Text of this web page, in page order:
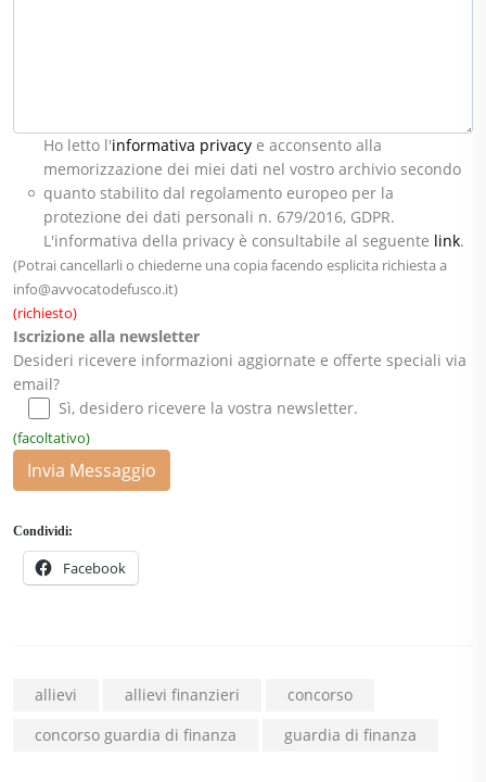
Ho letto l'informativa privacye acconsento alla
memorizzazione dei miei dati nel vostro archivio secondo
quanto stabilito dal regolamento europeo per la
protezione dei dati personali n. 679/2016, GDPR.
L'informativa della privacy è consultabile al seguente link.
(Potrai cancellarli o chiederne una copia facendo esplicita richiesta a
info@avvocatodefusco.it)
(richiesto)
Iscrizione alla newsletter
Desideri ricevere informazioni aggiornate e offerte speciali via
email?
Sì, desidero ricevere la vostra newsletter.
(facoltativo)
Invia Messaggio
Condividi:
Facebook
allievi allievi finanzieri
concorso
concorso guardia di finanza
guardia di finanza